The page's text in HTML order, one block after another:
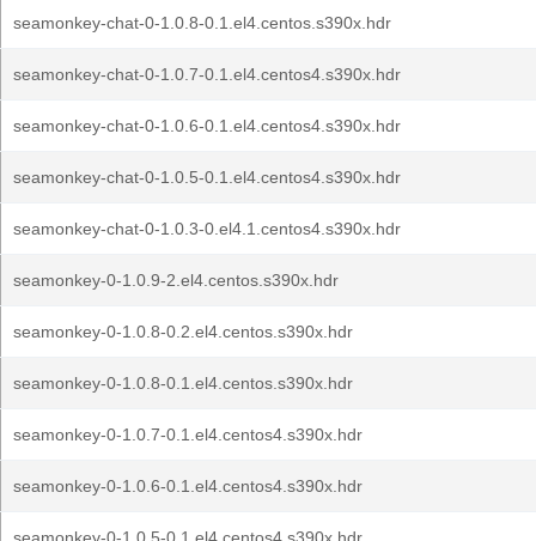
seamonkey-chat-0-1.0.8-0.1.el4.centos.s390x.hdr
seamonkey-chat-0-1.0.7-0.1.el4.centos4.s390x.hdr
seamonkey-chat-0-1.0.6-0.1.el4.centos4.s390x.hdr
seamonkey-chat-0-1.0.5-0.1.el4.centos4.s390x.hdr
seamonkey-chat-0-1.0.3-0.el4.1.centos4.s390x.hdr
seamonkey-0-1.0.9-2.el4.centos.s390x.hdr
seamonkey-0-1.0.8-0.2.el4.centos.s390x.hdr
seamonkey-0-1.0.8-0.1.el4.centos.s390x.hdr
seamonkey-0-1.0.7-0.1.el4.centos4.s390x.hdr
seamonkey-0-1.0.6-0.1.el4.centos4.s390x.hdr